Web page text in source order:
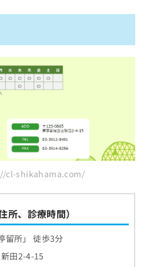
cl-shikahama.com/
所、診療時間）
留所」 徒歩3分
田2-4-15